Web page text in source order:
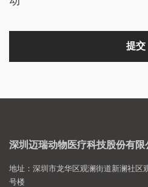
深圳迈瑞动物医疗科技股份有限
地址：深圳市龙华区观澜街道新澜社区
号楼